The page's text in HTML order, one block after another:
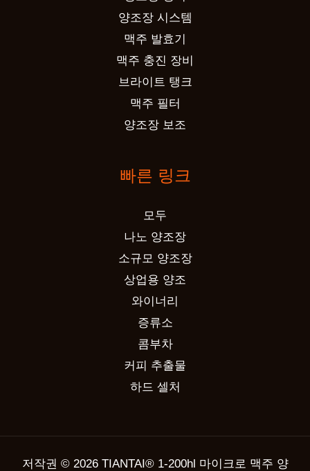
양조장 시스템
맥주 발효기
맥주 충진 장비
브라이트 탱크
맥주 필터
양조장 보조
빠른 링크
모두
나노 양조장
소규모 양조장
상업용 양조
와이너리
증류소
콤부차
커피 추출물
하드 셀처
저작권 © 2026 TIANTAI® 1-200hl 마이크로 맥주 양